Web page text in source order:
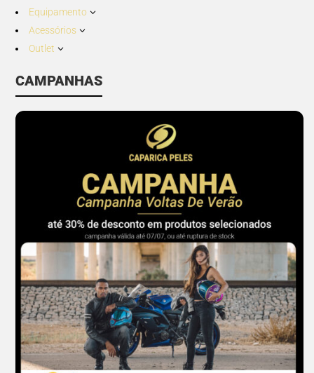
Equipamento 3
Acessórios 3
Outlet 3
CAMPANHAS